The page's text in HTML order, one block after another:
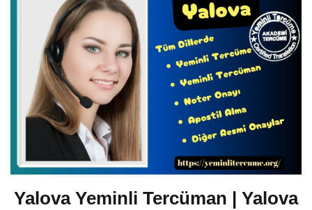
Yalova Yeminli Tercüman | Yalova